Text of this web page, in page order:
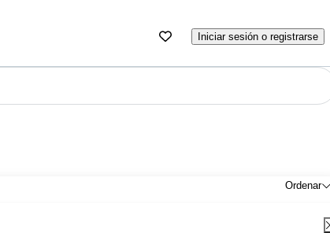
Iniciar sesión o registrarse
Ordenar